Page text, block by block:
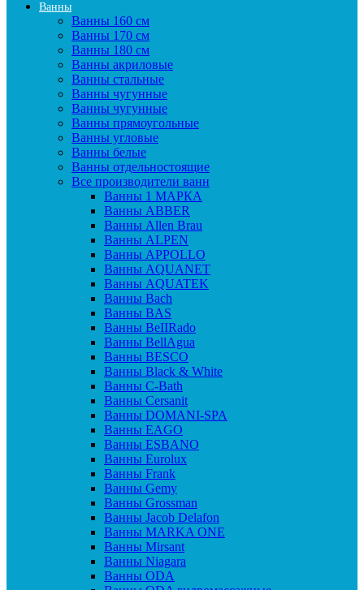
Ванны
Ванны 160 см
Ванны 170 см
Ванны 180 см
Ванны акриловые
Ванны стальные
Ванны чугунные
Ванны чугунные
Ванны прямоугольные
Ванны угловые
Ванны белые
Ванны отдельностоящие
Все производители ванн
Ванны 1 МАРКА
Ванны ABBER
Ванны Allen Brau
Ванны ALPEN
Ванны APPOLLO
Ванны AQUANET
Ванны AQUATEK
Ванны Bach
Ванны BAS
Ванны BeIIRado
Ванны BellAgua
Ванны BESCO
Ванны Black & White
Ванны C-Bath
Ванны Cersanit
Ванны DOMANI-SPA
Ванны EAGO
Ванны ESBANO
Ванны Eurolux
Ванны Frank
Ванны Gemy
Ванны Grossman
Ванны Jacob Delafon
Ванны MARKA ONE
Ванны Mirsant
Ванны Niagara
Ванны ODA